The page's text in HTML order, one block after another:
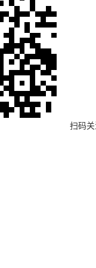
扫码